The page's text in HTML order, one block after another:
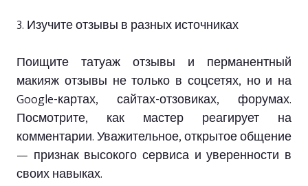
3. Изучите отзывы в разных источниках
Поищите татуаж отзывы и перманентный
макияж отзывы не только в соцсетях, но и на
Google-картах, сайтах-отзовиках, форумах.
Посмотрите, как мастер реагирует на
комментарии. Уважительное, открытое общение
— признак высокого сервиса и уверенности в
своих навыках.